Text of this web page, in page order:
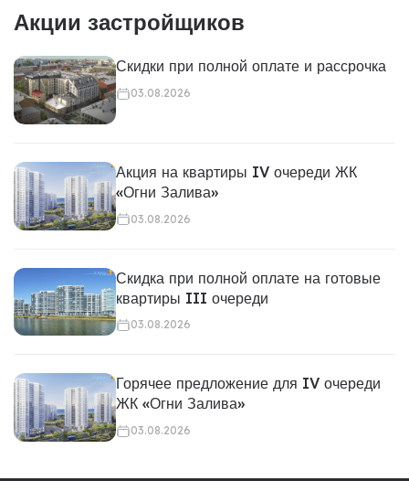
Акции застройщиков
Скидки при полной оплате и рассрочка
03.08.2026
Акция на квартиры IV очереди ЖК
«Огни Залива»
03.08.2026
Скидка при полной оплате на готовые
квартиры III очереди
03.08.2026
Горячее предложение для IV очереди
ЖК «Огни Залива»
03.08.2026